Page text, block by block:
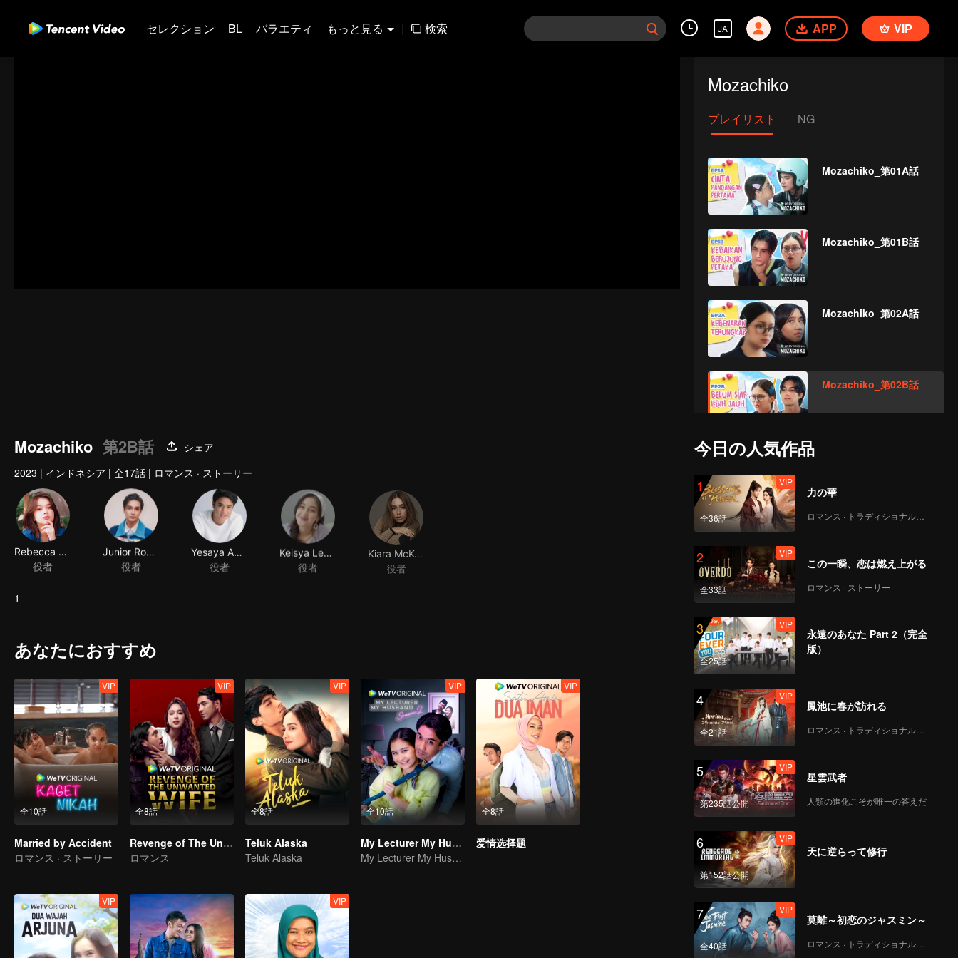
セレクション BL バラエティ もっと見る | 検索 JA APP VIP
Mozachiko
プレイリスト NG
Mozachiko_第01A話
Mozachiko_第01B話
Mozachiko_第02A話
Mozachiko_第02B話
VIP
VIP
VIP
VIP
VIP
VIP
VIP
VIP
Mozachiko 第2B話
シェア
2023 | インドネシア | 全17話 | ロマンス · ストーリー
Rebecca Klopper
役者
Junior Roberts
役者
役者
役者
Kiara McKenna
役者
1
あなたにおすすめ
全10話
VIP
Married by Accident
ロマンス · ストーリー
全8話
VIP
Revenge of The Unwanted Wife
ロマンス
全8話
VIP
Teluk Alaska
Teluk Alaska
全10話
VIP
My Lecturer My Husband
My Lecturer My Husband
全8話
VIP
爱情选择题
VIP VIP
今日の人気作品
1
全36話
VIP
力の華
ロマンス · トラディショナル・コスチューム
2
全33話
VIP
この一瞬、恋は燃え上がる
ロマンス · ストーリー
3
全25話
VIP
永遠のあなた Part 2（完全
版）
4
全21話
VIP
鳳池に春が訪れる
ロマンス · トラディショナル・コスチューム
5
第235話公開
VIP
星雲武者
人類の進化こそが唯一の答えだ
6
第152話公開
VIP
天に逆らって修行
7
全40話
VIP
莫離～初恋のジャスミン～
ロマンス · トラディショナル・コスチューム